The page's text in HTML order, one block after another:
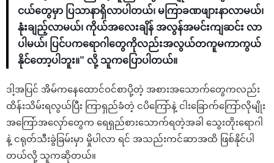
ငယ်တွေမှာ ပြသာနာရှိလာပါတယ်၊ မကြာခဏဖျားနာလာမယ်၊
နုံးချည့်လာမယ်၊ ကိုယ်အလေးချိန် အလွန်အမင်းကျဆင်း လာ
ပါမယ်၊ ပြင်ပကရောဂါတွေကိုလည်းအလွယ်တကူမကာကွယ်
နိုင်တော့ပါဘူး။” လို့ သူကပြောပါတယ်။
ဒါ့အပြင် အိမ်ကနေထောင်ဝင်စာပို့တဲ့ အစားအသောက်တွေကလည်း
ထိန်းသိမ်းရလွယ်ပြီး ကြာရှည်ခံတဲ့ ငပိကြော်နဲ့ ငါးခြောက်ကြော်လိုမျိုး
အကြော်အလှော်တွေက ရေရှည်စားသောက်ရတဲ့အခါ သွေးတိုးရောဂါ
နဲ့ ငရုတ်သီးခွဲခြမ်းမှာ မှိုပါလာ ရင် အသည်းကင်ဆာအထိ ဖြစ်နိုင်ပါ
တယ်လို့ သူကဆိုတယ်။